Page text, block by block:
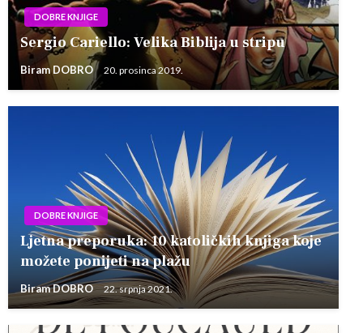
DOBRE KNJIGE
Sergio Cariello: Velika Biblija u stripu
Biram DOBRO 20. prosinca 2019.
DOBRE KNJIGE
Ljetna preporuka: 10 katoličkih knjiga koje
možete ponijeti na plažu
Biram DOBRO 22. srpnja 2021.